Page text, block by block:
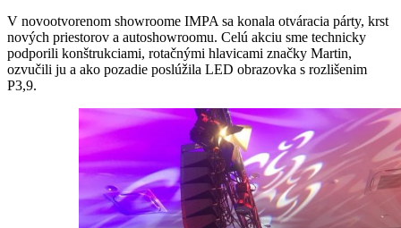
V novootvorenom showroome IMPA sa konala otváracia párty, krst
nových priestorov a autoshowroomu. Celú akciu sme technicky
podporili konštrukciami, rotačnými hlavicami značky Martin,
ozvučili ju a ako pozadie poslúžila LED obrazovka s rozlišenim
P3,9.